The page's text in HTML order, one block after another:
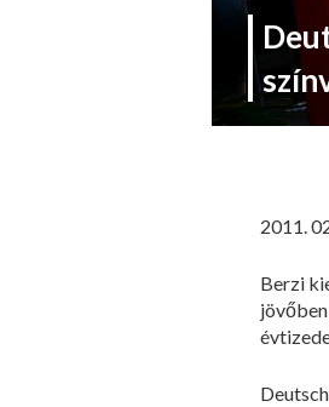
2011.
Berzi